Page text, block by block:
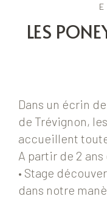
LES
Dans un écrin
de Trévignon,
accueillent toute
A partir de 2 ans
• Stage
dans notre